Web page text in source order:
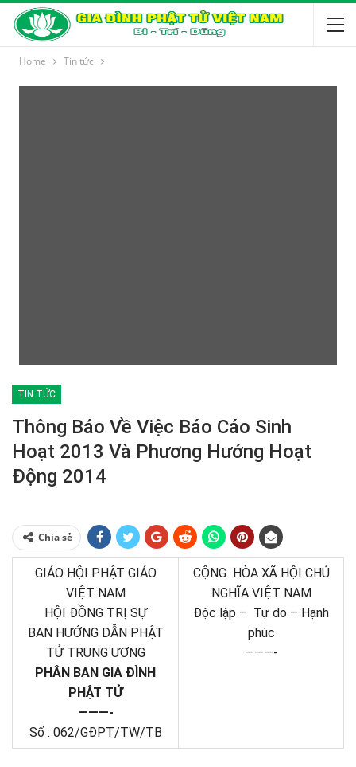
Home Tin tức
TIN TỨC
Thông Báo Về Việc Báo Cáo Sinh
Hoạt 2013 Và Phương Hướng Hoạt
Động 2014
Chia sẻ
GIÁO HỘI PHẬT GIÁO
VIỆT NAM
HỘI ĐỒNG TRỊ SỰ
BAN HƯỚNG DẪN PHẬT
TỬ TRUNG ƯƠNG
PHÂN BAN GIA ĐÌNH
PHẬT TỬ
———-
Số : 062/GĐPT/TW/TB
CỘNG HÒA XÃ HỘI CHỦ
NGHĨA VIỆT NAM
Độc lập – Tự do – Hạnh
phúc
———-